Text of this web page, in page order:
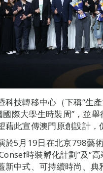
科技轉移中心（下稱“生
國際大學生時裝周”，並
藉此宣傳澳門原創設計，
於5月19日在北京798藝
時裝孵化計劃”及“
新中式、可持續時尚、典